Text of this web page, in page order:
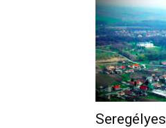
Seregélyes